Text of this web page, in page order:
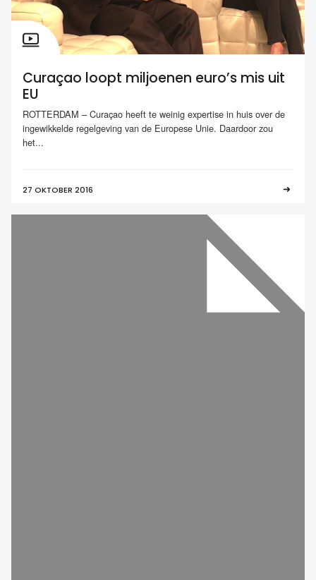
Curaçao loopt miljoenen euro’s mis uit
EU
ROTTERDAM – Curaçao heeft te weinig expertise in huis over de
ingewikkelde regelgeving van de Europese Unie. Daardoor zou
het...
27 OKTOBER 2016